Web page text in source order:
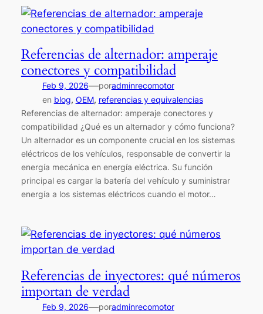
Referencias de alternador: amperaje
conectores y compatibilidad
Feb 9, 2026—poradminrecomotor
en blog, OEM, referencias y equivalencias
Referencias de alternador: amperaje conectores y
compatibilidad ¿Qué es un alternador y cómo funciona?
Un alternador es un componente crucial en los sistemas
eléctricos de los vehículos, responsable de convertir la
energía mecánica en energía eléctrica. Su función
principal es cargar la batería del vehículo y suministrar
energía a los sistemas eléctricos cuando el motor…
Referencias de inyectores: qué números
importan de verdad
Feb 9, 2026—poradminrecomotor